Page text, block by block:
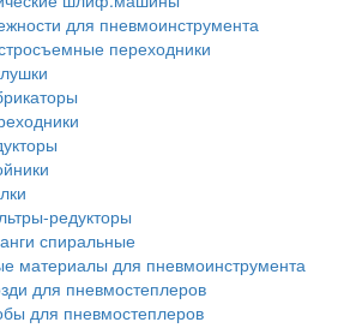
для пневмоинструмента
переходники
редукторы
спиральные
материалы для пневмоинструмента
для пневмостеплеров
для пневмостеплеров